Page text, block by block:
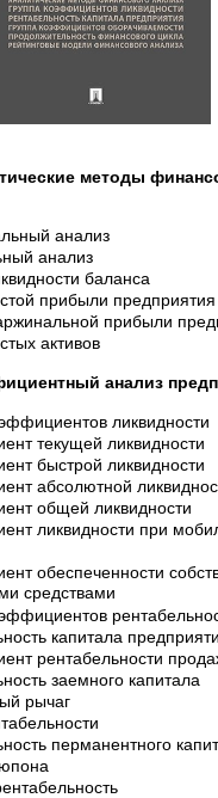
методы
анализ
анализ
баланса
прибыли предприятия
прибыли
активов
анализ
ликвидности
текущей ликвидности
быстрой ликвидности
абсолютной
общей ликвидности
ликвидности при
обеспеченности
средствами
капитала
рентабельности
заемного капитала
рычаг
перманентного